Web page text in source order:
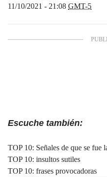
11/10/2021 - 21:08 GMT-5
Escuche también:
TOP 10: Señales de que se fue
TOP 10: insultos sutiles
TOP 10: frases provocadoras